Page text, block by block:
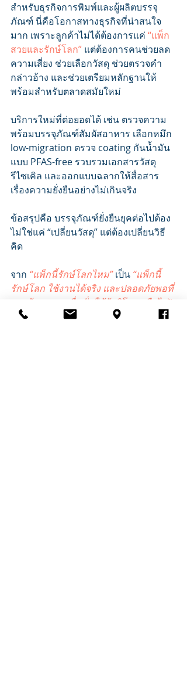
สำหรับธุรกิจการพิมพ์และผู้ผลิตบรรจุ
ภัณฑ์ นี่คือโอกาสทางธุรกิจที่น่าสนใจ
มาก เพราะลูกค้าไม่ได้ต้องการแค่ “แพ็ก
สวยและรักษ์โลก” แต่ต้องการคนช่วยลด
ความเสี่ยง ช่วยเลือกวัสดุ ช่วยตรวจคำ
กล่าวอ้าง และช่วยเตรียมหลักฐานให้
พร้อมสำหรับตลาดสมัยใหม่
บริการใหม่ที่ต่อยอดได้ เช่น ตรวจความ
พร้อมบรรจุภัณฑ์สัมผัสอาหาร เลือกหมึก
low-migration ตรวจ coating กันน้ำมัน
แบบ PFAS-free รวบรวมเอกสารวัสดุ
รีไซเคิล และออกแบบฉลากให้สื่อสาร
เรื่องความยั่งยืนอย่างไม่เกินจริง
ข้อสรุปคือ บรรจุภัณฑ์ยั่งยืนยุคต่อไปต้อง
ไม่ใช่แค่ “เปลี่ยนวัสดุ” แต่ต้องเปลี่ยนวิธี
คิด
จาก “แพ็กนี้รักษ์โลกไหม” เป็น “แพ็กนี้
รักษ์โลก ใช้งานได้จริง และปลอดภัยพอที่
จะสร้างความเชื่อมั่นให้ผู้บริโภคหรือไม่”